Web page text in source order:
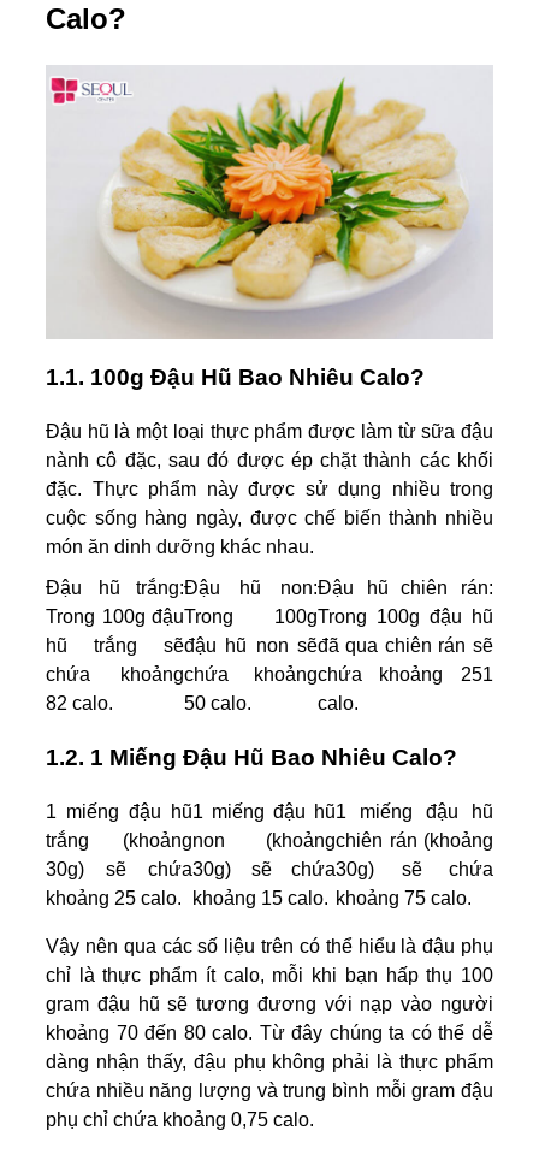
Calo?
1.1. 100g Đậu Hũ Bao Nhiêu Calo?
Đậu hũ là một loại thực phẩm được làm từ sữa đậu
nành cô đặc, sau đó được ép chặt thành các khối
đặc. Thực phẩm này được sử dụng nhiều trong
cuộc sống hàng ngày, được chế biến thành nhiều
món ăn dinh dưỡng khác nhau.
Đậu hũ trắng:
Trong 100g đậu
hũ trắng sẽ
chứa khoảng
82 calo.
Đậu hũ non:
Trong 100g
đậu hũ non sẽ
chứa khoảng
50 calo.
Đậu hũ chiên rán:
Trong 100g đậu hũ
đã qua chiên rán sẽ
chứa khoảng 251
calo.
1.2. 1 Miếng Đậu Hũ Bao Nhiêu Calo?
1 miếng đậu hũ
trắng (khoảng
30g) sẽ chứa
khoảng 25 calo.
1 miếng đậu hũ
non (khoảng
30g) sẽ chứa
khoảng 15 calo.
1 miếng đậu hũ
chiên rán (khoảng
30g) sẽ chứa
khoảng 75 calo.
Vậy nên qua các số liệu trên có thể hiểu là đậu phụ
chỉ là thực phẩm ít calo, mỗi khi bạn hấp thụ 100
gram đậu hũ sẽ tương đương với nạp vào người
khoảng 70 đến 80 calo. Từ đây chúng ta có thể dễ
dàng nhận thấy, đậu phụ không phải là thực phẩm
chứa nhiều năng lượng và trung bình mỗi gram đậu
phụ chỉ chứa khoảng 0,75 calo.